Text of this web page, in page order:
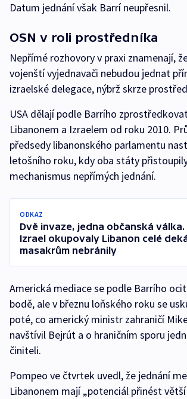
Datum jednání však Barrí neupřesnil.
OSN v roli prostředníka
Nepřímé rozhovory v praxi znamenají,
vojenští vyjednavači nebudou jednat
izraelské delegace, nýbrž skrze
USA dělají podle Barrího
Libanonem a Izraelem od roku 2010.
předsedy libanonského parlamentu
letošního roku, kdy oba státy
mechanismus nepřímých jednání.
ODKAZ
Dvě invaze, jedna občanská válka.
Izrael okupovaly Libanon celé
masakrům nebránily
Americká mediace se podle Barrího
bodě, ale v březnu loňského roku se
poté, co americký ministr zahraničí
navštívil Bejrút a o hraničním sporu
činiteli.
Pompeo ve čtvrtek uvedl, že jednání
Libanonem mají „potenciál přinést